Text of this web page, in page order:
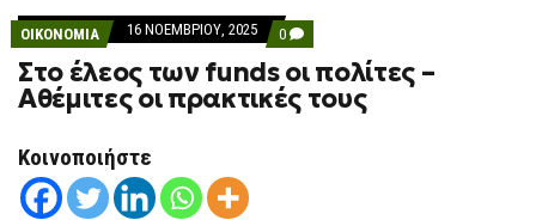
ΟΙΚΟΝΟΜΙΑ 16 ΝΟΕΜΒΡΊΟΥ, 2025 0 COMMENTS
ON
ΣΤΟ
ΈΛΕΟΣ
ΤΩΝ
Στο έλεος των funds οι πολίτες –
Αθέμιτες οι πρακτικές τους
Κοινοποιήστε